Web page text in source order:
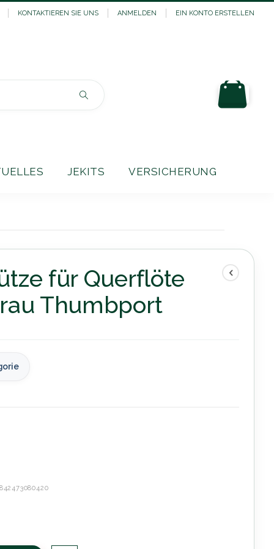
KONTAKTIEREN SIE UNS ANMELDEN EIN KONTO ERSTELLEN
JEKITS VERSICHERUNG
für Querflöte
Thumbport